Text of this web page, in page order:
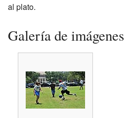
al plato.
Galería de imágenes